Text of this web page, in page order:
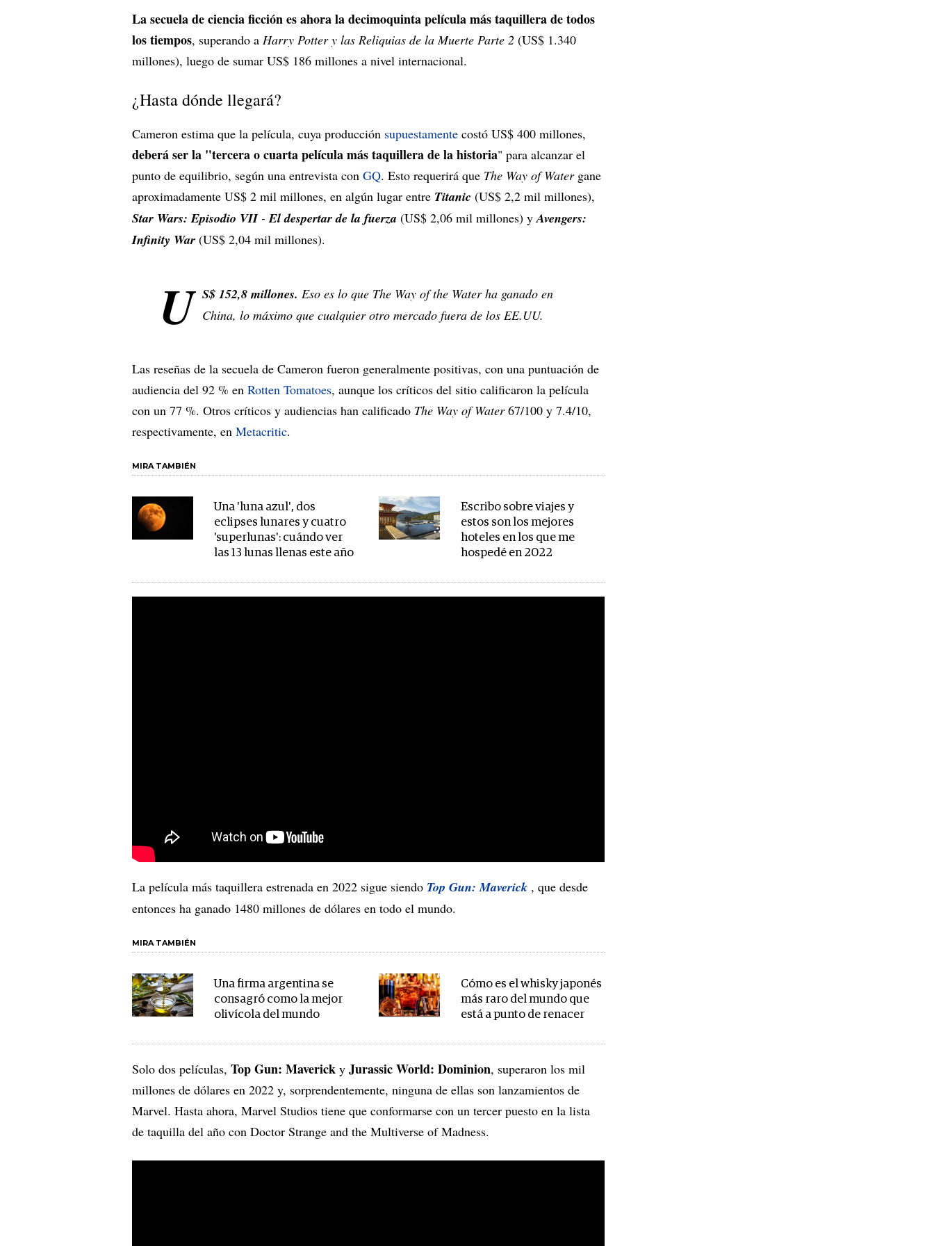
La secuela de ciencia ficción es ahora la decimoquinta película más taquillera de todos
los tiempos, superando a Harry Potter y las Reliquias de la Muerte Parte 2 (US$ 1.340
millones), luego de sumar US$ 186 millones a nivel internacional.
¿Hasta dónde llegará?
Cameron estima que la película, cuya producción supuestamente costó US$ 400 millones,
deberá ser la "tercera o cuarta película más taquillera de la historia" para alcanzar el
punto de equilibrio, según una entrevista con GQ. Esto requerirá que The Way of Watergane
aproximadamente US$ 2 mil millones, en algún lugar entre Titanic (US$ 2,2 mil millones),
Star Wars: Episodio VII-El despertar de la fuerza (US$ 2,06 mil millones) yAvengers:
Infinity War (US$ 2,04 mil millones).
U S$ 152,8 millones. Eso es lo que The Way of the Waterha ganado en
China, lo máximo que cualquier otro mercado fuera de los EE.UU.
Las reseñas de la secuela de Cameron fueron generalmente positivas, con una puntuación de
audiencia del 92 % en Rotten Tomatoes, aunque los críticos del sitio calificaron la película
con un 77 %. Otros críticos y audiencias han calificado The Way of Water67/100 y 7.4/10,
respectivamente, en Metacritic.
MIRA TAMBIÉN
Una 'luna azul', dos
eclipses lunares y cuatro
'superlunas': cuándo ver
las 13 lunas llenas este año
Escribo sobre viajes y
estos son los mejores
hoteles en los que me
hospedé en 2022
La película más taquillera estrenada en 2022 sigue siendo Top Gun: Maverick , que desde
entonces ha ganado 1480 millones de dólares en todo el mundo.
MIRA TAMBIÉN
Una firma argentina se
consagró como la mejor
olivícola del mundo
Cómo es el whisky japonés
más raro del mundo que
está a punto de renacer
Solo dos películas, Top Gun: Maverick y Jurassic World: Dominion, superaron los mil
millones de dólares en 2022 y, sorprendentemente, ninguna de ellas son lanzamientos de
Marvel. Hasta ahora, Marvel Studios tiene que conformarse con un tercer puesto en la lista
de taquilla del año con Doctor Strange and the Multiverse of Madness.